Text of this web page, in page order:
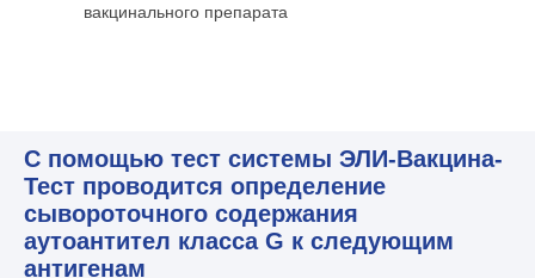
вакцинального препарата
С помощью тест системы ЭЛИ-Вакцина-
Тест проводится определение
сывороточного содержания
аутоантител класса G к следующим
антигенам